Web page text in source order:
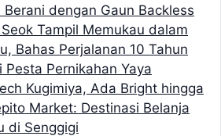
Berani dengan Gaun Backless
Tampil Memukau dalam
Bahas Perjalanan 10 Tahun
Pernikahan Yaya
Kugimiya, Ada Bright hingga
Market: Destinasi Belanja
di Senggigi